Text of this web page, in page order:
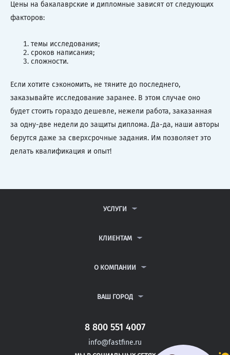
Цены на бакалаврские и дипломные зависят от следующих
факторов:
темы исследования;
сроков написания;
сложности.
Если хотите сэкономить, не тяните до последнего,
заказывайте исследование заранее. В этом случае оно
будет стоить гораздо дешевле, нежели работа, заказанная
за одну-две недели до защиты диплома. Да-да, наши авторы
берутся даже за сверхсрочные задания. Им позволяет это
делать квалификация и опыт!
УСЛУГИ
ДИПЛОМНЫЕ РАБОТЫ
РЕФЕРАТЫ
КЛИЕНТАМ
ВОПРОСЫ И ОТВЕТЫ
ПОЛИТИКА КОНФИДЕНЦИАЛЬНОСТИ
О КОМПАНИИ
КОНТАКТЫ
ВАШ ГОРОД
САНКТ-ПЕТЕРБУРГ
ИШИМ
НАЛЬЧИК
8 800 551 4007
info@fastfine.ru